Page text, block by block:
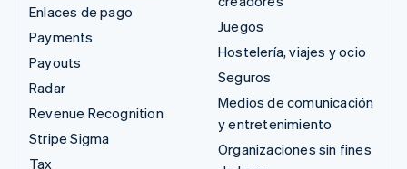
Enlaces de pago
Payments
Payouts
Radar
Revenue Recognition
Stripe Sigma
Tax
Juegos
Hostelería, viajes y ocio
Seguros
Medios de comunicación
y entretenimiento
Organizaciones sin fines